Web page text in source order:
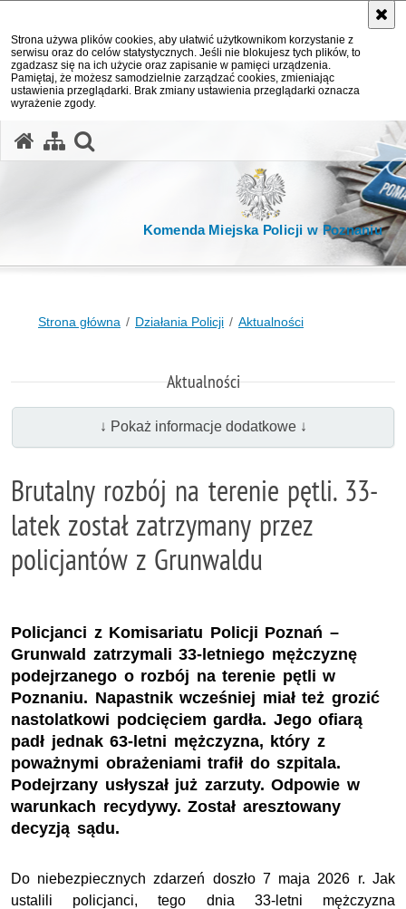
Strona używa plików cookies, aby ułatwić użytkownikom korzystanie z
serwisu oraz do celów statystycznych. Jeśli nie blokujesz tych plików, to
zgadzasz się na ich użycie oraz zapisanie w pamięci urządzenia.
Pamiętaj, że możesz samodzielnie zarządzać cookies, zmieniając
ustawienia przeglądarki. Brak zmiany ustawienia przeglądarki oznacza
wyrażenie zgody.
Komenda Miejska Policji w Poznaniu
Strona główna Działania Policji Aktualności
Aktualności
↓ Pokaż informacje dodatkowe ↓
Brutalny rozbój na terenie pętli. 33-
latek został zatrzymany przez
policjantów z Grunwaldu
Policjanci z Komisariatu Policji Poznań –
Grunwald zatrzymali 33-letniego mężczyznę
podejrzanego o rozbój na terenie pętli w
Poznaniu. Napastnik wcześniej miał też grozić
nastolatkowi podcięciem gardła. Jego ofiarą
padł jednak 63-letni mężczyzna, który z
poważnymi obrażeniami trafił do szpitala.
Podejrzany usłyszał już zarzuty. Odpowie w
warunkach recydywy. Został aresztowany
decyzją sądu.
Do niebezpiecznych zdarzeń doszło 7 maja 2026 r. Jak
ustalili policjanci, tego dnia 33-letni mężczyzna